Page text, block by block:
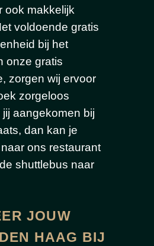
ook makkelijk
voldoende gratis
bij het
onze gratis
zorgen wij ervoor
zorgeloos
aangekomen bij
dan kan je
ons restaurant
shuttlebus naar
JOUW
HAAG BIJ